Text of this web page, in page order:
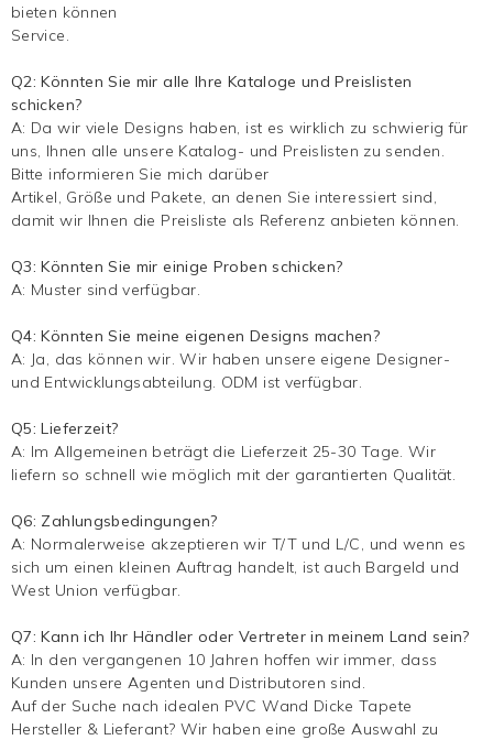
bieten können
Service.
Q2: Könnten Sie mir alle Ihre Kataloge und Preislisten
schicken?
A: Da wir viele Designs haben, ist es wirklich zu schwierig für
uns, Ihnen alle unsere Katalog- und Preislisten zu senden.
Bitte informieren Sie mich darüber
Artikel, Größe und Pakete, an denen Sie interessiert sind,
damit wir Ihnen die Preisliste als Referenz anbieten können.
Q3: Könnten Sie mir einige Proben schicken?
A: Muster sind verfügbar.
Q4: Könnten Sie meine eigenen Designs machen?
A: Ja, das können wir. Wir haben unsere eigene Designer-
und Entwicklungsabteilung. ODM ist verfügbar.
Q5: Lieferzeit?
A: Im Allgemeinen beträgt die Lieferzeit 25-30 Tage. Wir
liefern so schnell wie möglich mit der garantierten Qualität.
Q6: Zahlungsbedingungen?
A: Normalerweise akzeptieren wir T/T und L/C, und wenn es
sich um einen kleinen Auftrag handelt, ist auch Bargeld und
West Union verfügbar.
Q7: Kann ich Ihr Händler oder Vertreter in meinem Land sein?
A: In den vergangenen 10 Jahren hoffen wir immer, dass
Kunden unsere Agenten und Distributoren sind.
Auf der Suche nach idealen PVC Wand Dicke Tapete
Hersteller & Lieferant? Wir haben eine große Auswahl zu